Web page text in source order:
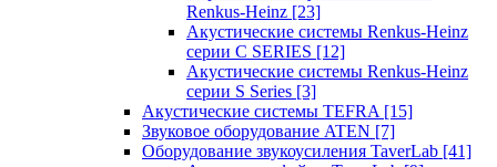
Renkus-Heinz [23]
Акустические системы Renkus-Heinz
серии C SERIES [12]
Акустические системы Renkus-Heinz
серии S Series [3]
Акустические системы TEFRA [15]
Звуковое оборудование ATEN [7]
Оборудование звукоусиления TaverLab [41]